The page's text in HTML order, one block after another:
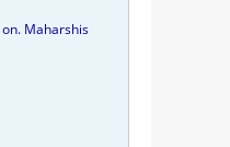
Maharshis